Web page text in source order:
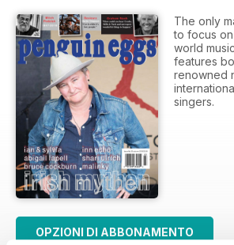
The only
to focus
world
features
renowned
singers.
OPZIONI DI ABBONAMENTO